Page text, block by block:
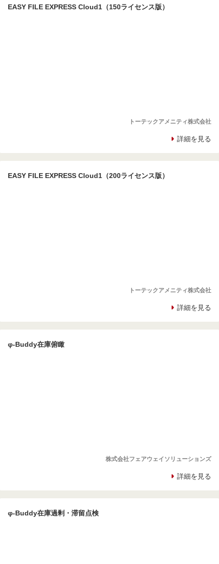
EASY FILE EXPRESS Cloud1（150ライセンス版）
トーテックアメニティ株式会社
詳細を見る
EASY FILE EXPRESS Cloud1（200ライセンス版）
トーテックアメニティ株式会社
詳細を見る
φ-Buddy在庫俯瞰
株式会社フェアウェイソリューションズ
詳細を見る
φ-Buddy在庫過剰・滞留点検